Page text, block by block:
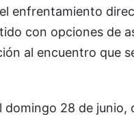
enfrentamiento
con opciones de
al encuentro que
28 de junio,